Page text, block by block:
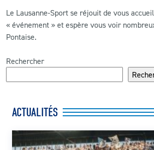
Le Lausanne-Sport se réjouit de vous
« événement » et espère vous voir
Pontaise.
Rechercher
ACTUALITÉS